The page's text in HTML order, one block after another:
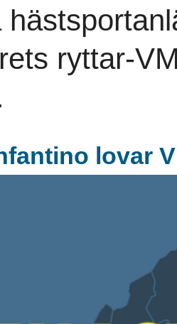
ryttar-
lovar